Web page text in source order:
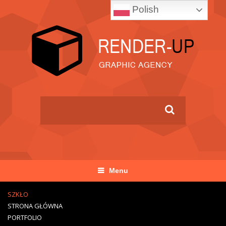
Menu
SZKŁO
STRONA GŁÓWNA
PORTFOLIO
Polish